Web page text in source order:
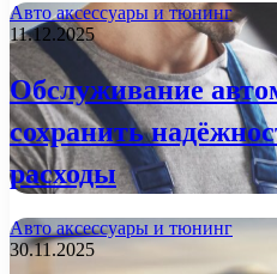
Авто аксессуары и тюнинг
11.12.2025
Обслуживание
сохранить
расходы
Авто аксессуары и тюнинг
30.11.2025